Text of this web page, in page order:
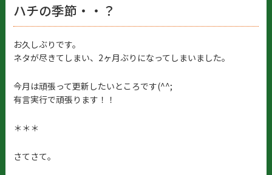
ハチの季節・・？
お久しぶりです。
ネタが尽きてしまい、2ヶ月ぶりになってしまいました。
今月は頑張って更新したいところです(^^;
有言実行で頑張ります！！
＊＊＊
さてさて。